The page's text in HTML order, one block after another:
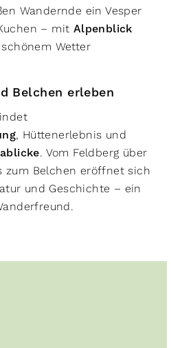
Wandernde ein Vesper
– mit Alpenblick
Wetter
Belchen erleben
, Hüttenerlebnis und
. Vom Feldberg über
zum Belchen eröffnet sich
und Geschichte – ein